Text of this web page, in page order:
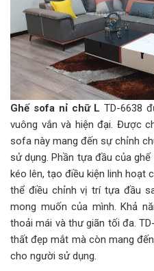
Ghế sofa nỉ chữ L TD-6638
vuông vắn và hiện đại. Được
sofa này mang đến sự chỉnh
sử dụng. Phần tựa đầu của
kéo lên, tạo điều kiện linh hoạt
thể điều chỉnh vị trí tựa đầu
mong muốn của mình. Khả
thoải mái và thư giãn tối đa.
thất đẹp mắt mà còn mang
cho người sử dụng.